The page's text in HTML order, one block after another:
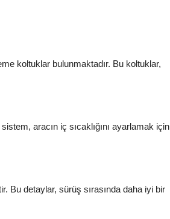
koltuklar bulunmaktadır. Bu koltuklar,
aracın iç sıcaklığını ayarlamak için
Bu detaylar, sürüş sırasında daha iyi bir